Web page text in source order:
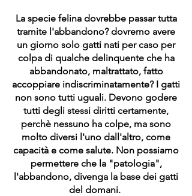
La specie felina dovrebbe passar tutta
tramite l'abbandono? dovremo avere
un giorno solo gatti nati per caso per
colpa di qualche delinquente che ha
abbandonato, maltrattato, fatto
accoppiare indiscriminatamente? I gatti
non sono tutti uguali. Devono godere
tutti degli stessi diritti certamente,
perchè nessuno ha colpe, ma sono
molto diversi l'uno dall'altro, come
capacità e come salute. Non possiamo
permettere che la "patologia",
l'abbandono, divenga la base dei gatti
del domani.